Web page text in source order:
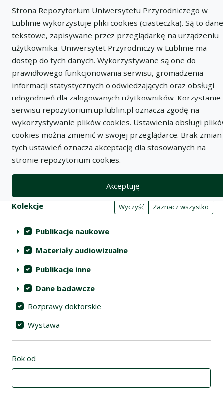
Strona Repozytorium Uniwersytetu Przyrodniczego w
Lublinie wykorzystuje pliki cookies (ciasteczka). Są to dane
tekstowe, zapisywane przez przeglądarkę na urządzeniu
użytkownika. Uniwersytet Przyrodniczy w Lublinie ma
dostęp do tych danych. Wykorzystywane są one do
prawidłowego funkcjonowania serwisu, gromadzenia
informacji statystycznych o odwiedzających oraz obsługi
udogodnień dla zalogowanych użytkowników. Korzystanie
serwisu repozytorium.up.lublin.pl oznacza zgodę na
wykorzystywanie plików cookies. Ustawienia obsługi
cookies można zmienić w swojej przeglądarce. Brak zmian
tych ustawień oznacza akceptację dla stosowanych na
stronie repozytorium cookies.
Akceptuję
Repozytorium Uniwersytetu
Przyrodniczego w Lublinie
Kolekcje
Tabela wyników wyszukiwania
Filtry wyszukiwania (automatyczne
Akcje na kolekcjach Wyczyść Zaznacz wszystko
Kolekcje (automatyczne przeładowanie treści)
Publikacje naukowe
Materiały audiowizualne
Publikacje inne
Dane badawcze
Rozprawy doktorskie
Wystawa
Rok od